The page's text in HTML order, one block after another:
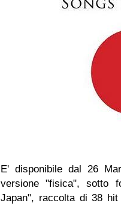
E' disponibile dal 26
versione "fisica", sotto
Japan", raccolta di 38